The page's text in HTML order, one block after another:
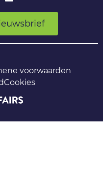
voorwaarden
Cookies